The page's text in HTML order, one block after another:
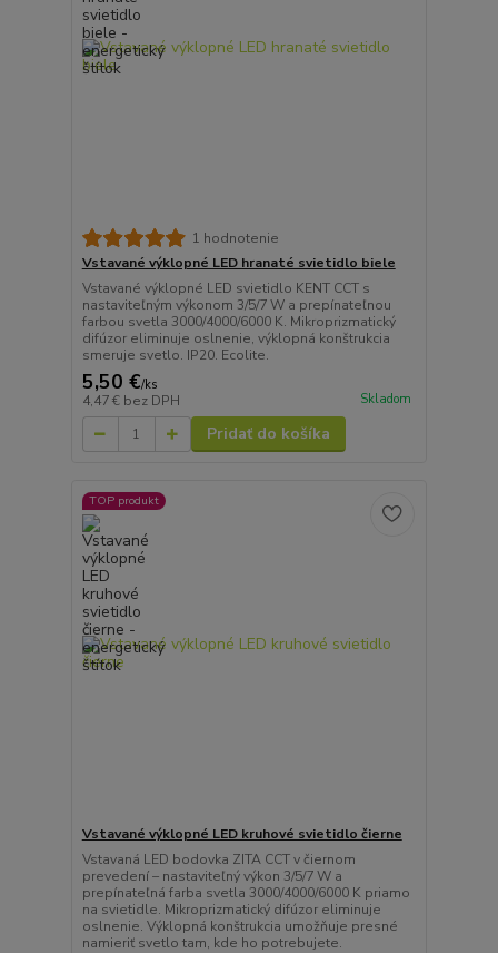
1 hodnotenie
Vstavané výklopné LED hranaté svietidlo biele
Vstavané výklopné LED svietidlo KENT CCT s
nastaviteľným výkonom 3/5/7 W a prepínateľnou
farbou svetla 3000/4000/6000 K. Mikroprizmatický
difúzor eliminuje oslnenie, výklopná konštrukcia
smeruje svetlo. IP20. Ecolite.
5,50 €/ks
4,47 € bez DPH Skladom
Pridať do košíka
TOP produkt
Vstavané výklopné LED kruhové svietidlo čierne
Vstavaná LED bodovka ZITA CCT v čiernom
prevedení – nastaviteľný výkon 3/5/7 W a
prepínateľná farba svetla 3000/4000/6000 K priamo
na svietidle. Mikroprizmatický difúzor eliminuje
oslnenie. Výklopná konštrukcia umožňuje presné
namieriť svetlo tam, kde ho potrebujete.